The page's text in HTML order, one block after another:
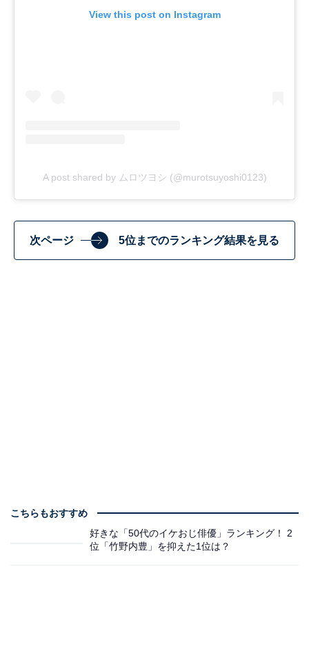
View this post on Instagram
A post shared by ムロツヨシ (@murotsuyoshi0123)
次ページ 5位までのランキング結果を見る
こちらもおすすめ
好きな「50代のイケおじ俳優」ランキング！ 2
位「竹野内豊」を抑えた1位は？